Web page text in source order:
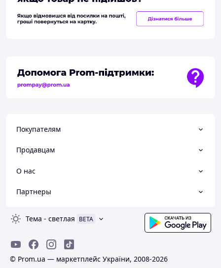
Покупателям
Продавцам
О нас
Партнеры
Тема - светлая BETA
© Prom.ua — маркетплейс України, 2008-2026